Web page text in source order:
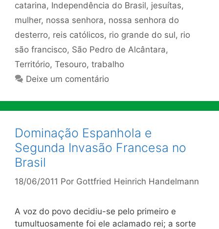
catarina, Independência do Brasil, jesuítas,
mulher, nossa senhora, nossa senhora do
desterro, reis católicos, rio grande do sul, rio
são francisco, São Pedro de Alcântara,
Território, Tesouro, trabalho
Deixe um comentário
Dominação Espanhola e
Segunda Invasão Francesa no
Brasil
18/06/2011 Por Gottfried Heinrich Handelmann
A voz do povo decidiu-se pelo primeiro e
tumultuosamente foi ele aclamado rei; a sorte